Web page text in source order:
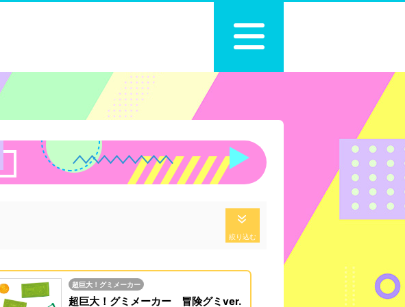
絞り込む
超巨大！グミメーカー
超巨大！グミメーカー 冒険グミver.